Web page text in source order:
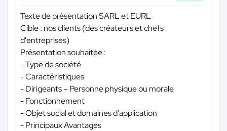
Texte de présentation SARL et EURL
Cible : nos clients (des créateurs et chefs
d'entreprises)
Présentation souhaitée :
- Type de société
- Caractéristiques
- Dirigeants – Personne physique ou morale
- Fonctionnement
- Objet social et domaines d’application
- Principaux Avantages